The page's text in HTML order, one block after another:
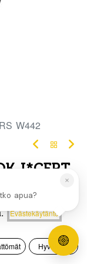
0
Tili
W442
I*CEPT
paremman
Evästekäytäntö
Hyväksyn